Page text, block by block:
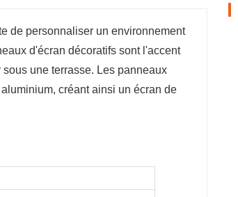
de personnaliser un environnement
d'écran décoratifs sont l'accent
une terrasse. Les panneaux
créant ainsi un écran de